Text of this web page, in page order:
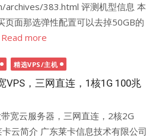
383.html 评测机型信息 本
页面那选弹性配置可以去掉50GB的
Read more
精选VPS/主机
VPS，三网直连，1核1G 100兆
宽云服务器，三网直连，2核2G
云简介 广东莱卡信息技术有限公司